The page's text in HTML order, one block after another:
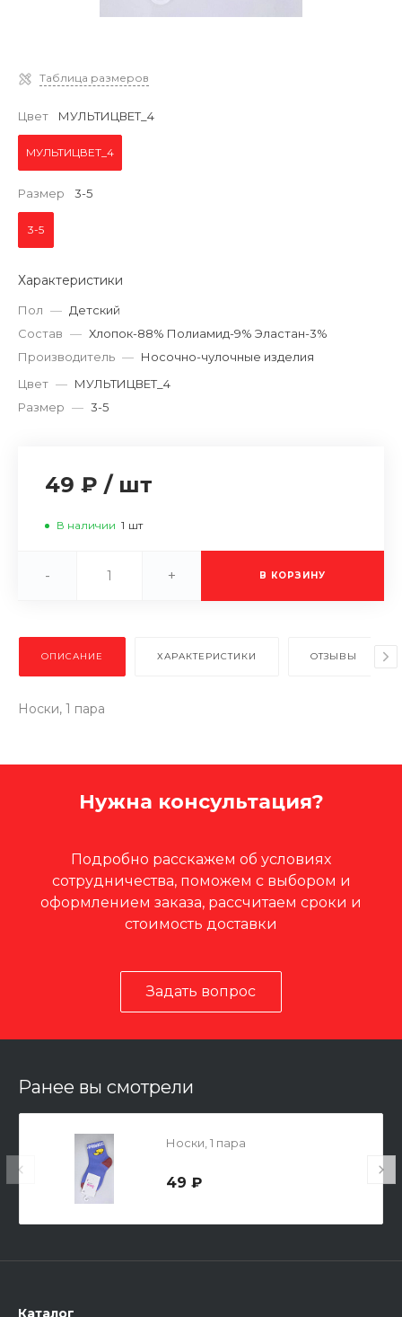
Таблица размеров
Цвет МУЛЬТИЦВЕТ_4
МУЛЬТИЦВЕТ_4
Размер 3-5
3-5
Характеристики
Пол — Детский
Состав — Хлопок-88% Полиамид-9% Эластан-3%
Производитель — Носочно-чулочные изделия
Цвет — МУЛЬТИЦВЕТ_4
Размер — 3-5
49 ₽ / шт
В наличии 1 шт
- + В КОРЗИНУ
ОПИСАНИЕ ХАРАКТЕРИСТИКИ ОТЗЫВЫ
Носки, 1 пара
Нужна консультация?
Подробно расскажем об условиях
сотрудничества, поможем с выбором и
оформлением заказа, рассчитаем сроки и
стоимость доставки
Задать вопрос
Ранее вы смотрели
Носки, 1 пара
49 ₽
Каталог